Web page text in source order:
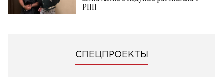
РПП
СПЕЦПРОЕКТЫ